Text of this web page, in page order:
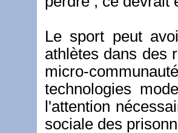
Le sport peut
athlètes dans des
micro-
technologies
l'attention
sociale des